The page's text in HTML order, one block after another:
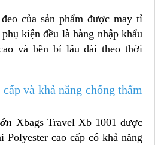
của sản phẩm được may tỉ
kiện đều là hàng nhập khẩu
và bền bỉ lâu dài theo thời
và khả năng chống thấm
Xbags Travel Xb 1001 được
cao cấp có khả năng